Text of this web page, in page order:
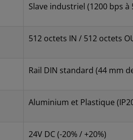
Slave industriel (1200 bps à
512 octets IN / 512 octets
Rail DIN standard (44 mm
Aluminium et Plastique
24V DC (-20% / +20%)